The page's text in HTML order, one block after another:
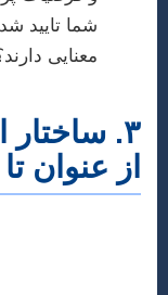
شما تایید
معنایی
۳.
از عنوان